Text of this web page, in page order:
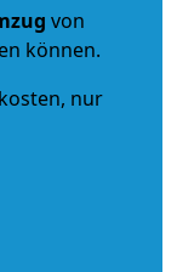
von
können.
nur